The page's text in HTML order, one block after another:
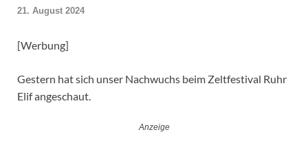
21. August 2024
[Werbung]
Gestern hat sich unser Nachwuchs beim Zeltfestival Ruhr
Elif angeschaut.